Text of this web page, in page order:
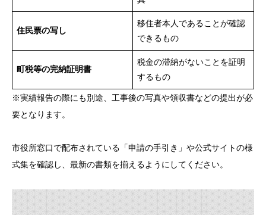
住民票の写し
移住者本人であることが確認
できるもの
町税等の完納証明書
税金の滞納がないことを証明
するもの
※実績報告の際にも別途、工事後の写真や領収書などの提出が必
要となります。
市役所窓口で配布されている「申請の手引き」や公式サイトの様
式集を確認し、最新の書類を揃えるようにしてください。